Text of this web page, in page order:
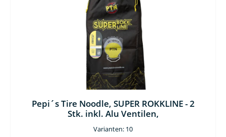
Pepi´s Tire Noodle, SUPER ROKKLINE - 2
Stk. inkl. Alu Ventilen,
Varianten: 10